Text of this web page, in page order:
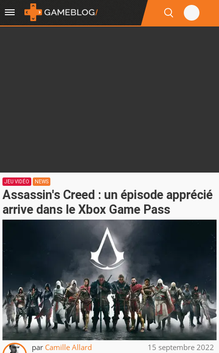
JEU VIDÉO NEWS
Assassin's Creed : un épisode apprécié
arrive dans le Xbox Game Pass
par Camille Allard 15 septembre 2022